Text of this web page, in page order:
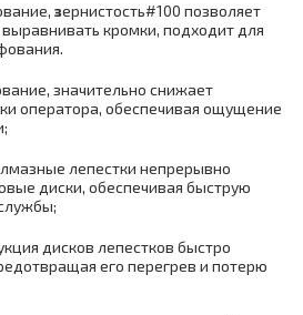
зернистость#100 позволяет
кромки, подходит для
значительно снижает
оператора, обеспечивая ощущение
лепестки непрерывно
диски, обеспечивая быструю
дисков лепестков быстро
его перегрев и потерю